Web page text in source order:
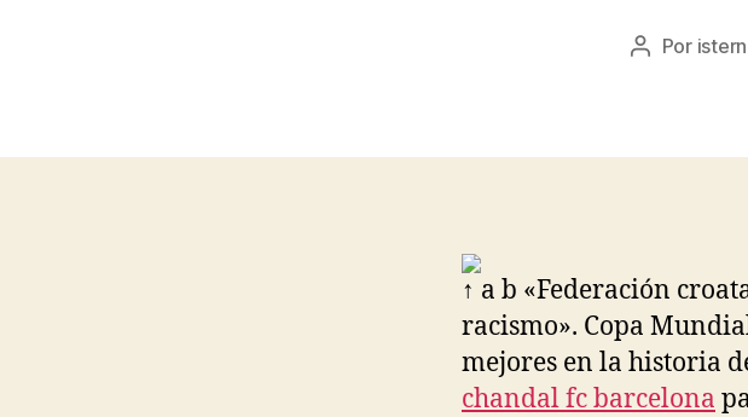
Autor
Por istern
↑ a b «Federación
racismo». Copa
mejores en la historia
chandal fc barcelona